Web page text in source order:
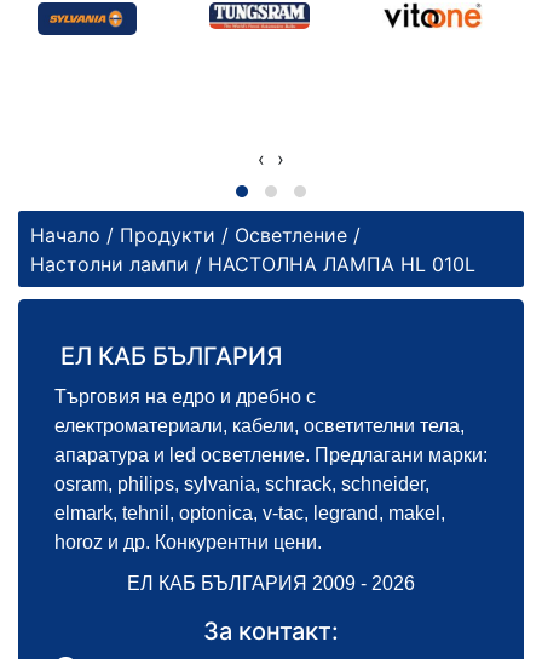
‹ ›
Начало / Продукти / Осветление /
Настолни лампи / НАСТОЛНА ЛАМПА HL 010L
ЕЛ КАБ БЪЛГАРИЯ
Търговия на едро и дребно с
електроматериали, кабели, осветителни тела,
апаратура и led осветление. Предлагани марки:
osram, philips, sylvania, schrack, schneider,
elmark, tehnil, optonica, v-tac, legrand, makel,
horoz и др. Конкурентни цени.
ЕЛ КАБ БЪЛГАРИЯ 2009 - 2026
За контакт: